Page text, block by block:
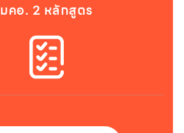
มคอ. 2 หลักสูตร